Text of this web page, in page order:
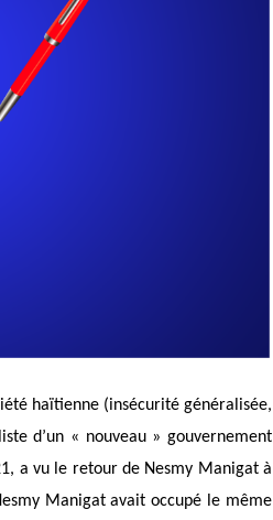
haïtienne (insécurité généralisée,
d’un « nouveau » gouvernement
a vu le retour de Nesmy Manigat à
Manigat avait occupé le même